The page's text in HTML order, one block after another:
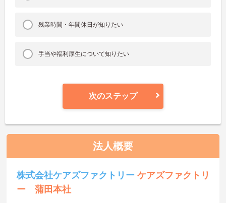
残業時間・年間休日が知りたい
手当や福利厚生について知りたい
次のステップ
法人概要
株式会社ケアズファクトリーケアズファクトリ
ー 蒲田本社